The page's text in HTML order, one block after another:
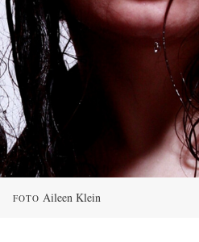
FOTO Aileen Klein